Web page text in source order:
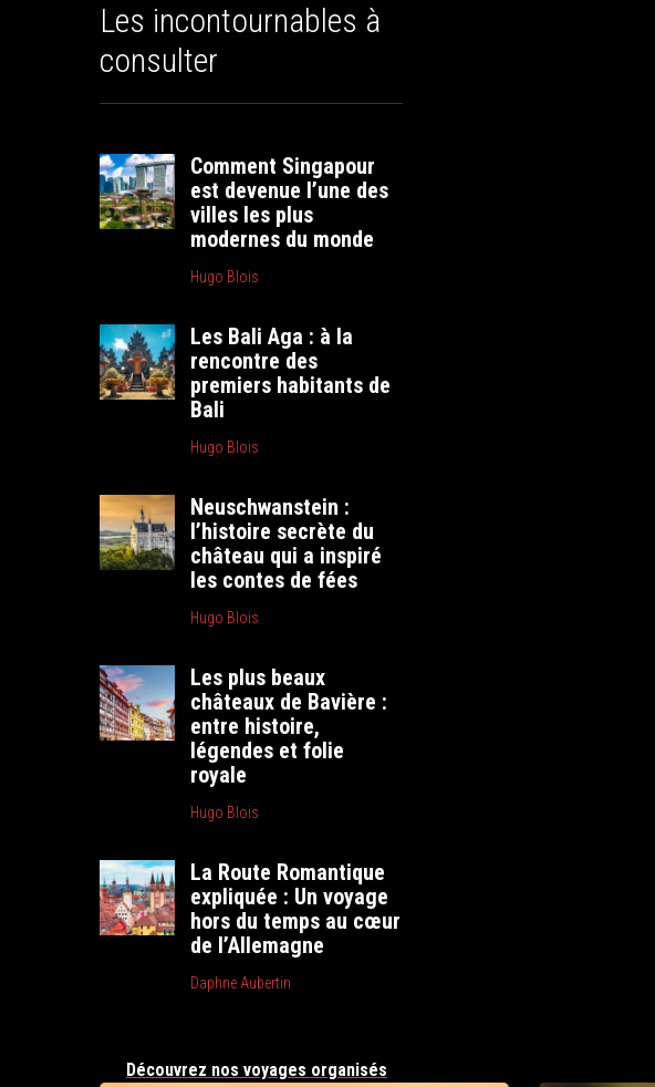
Les incontournables à
consulter
Comment Singapour
est devenue l’une des
villes les plus
modernes du monde
Hugo Blois
Les Bali Aga : à la
rencontre des
premiers habitants de
Bali
Hugo Blois
Neuschwanstein :
l’histoire secrète du
château qui a inspiré
les contes de fées
Hugo Blois
Les plus beaux
châteaux de Bavière :
entre histoire,
légendes et folie
royale
Hugo Blois
La Route Romantique
expliquée : Un voyage
hors du temps au cœur
de l’Allemagne
Daphne Aubertin
Découvrez nos voyages organisés